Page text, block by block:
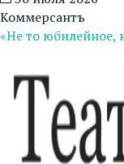
Коммерсантъ
«Не то юбилейное,